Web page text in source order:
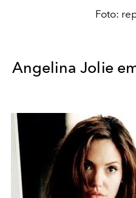
Foto:
Angelina Jolie